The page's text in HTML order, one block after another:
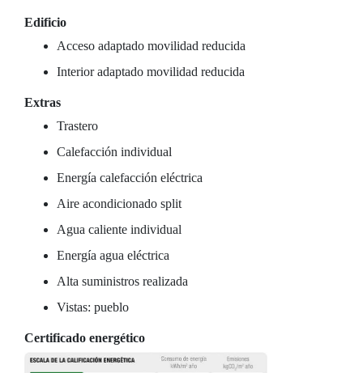
Edificio
Acceso adaptado movilidad reducida
Interior adaptado movilidad reducida
Extras
Trastero
Calefacción individual
Energía calefacción eléctrica
Aire acondicionado split
Agua caliente individual
Energía agua eléctrica
Alta suministros realizada
Vistas: pueblo
Certificado energético